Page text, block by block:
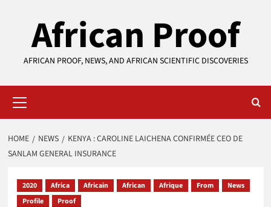
African Proof
AFRICAN PROOF, NEWS, AND AFRICAN SCIENTIFIC DISCOVERIES
Menu
HOME NEWS
KENYA : CAROLINE LAICHENA CONFIRMÉE CEO DE
SANLAM GENERAL INSURANCE
2020 Africa Africain African Afrique From
News
Profile
Proof